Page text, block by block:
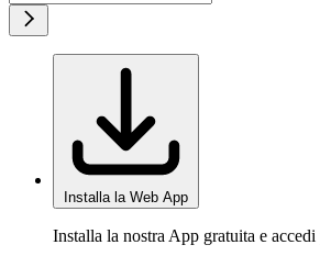
Installa la Web App
Installa la nostra App gratuita e